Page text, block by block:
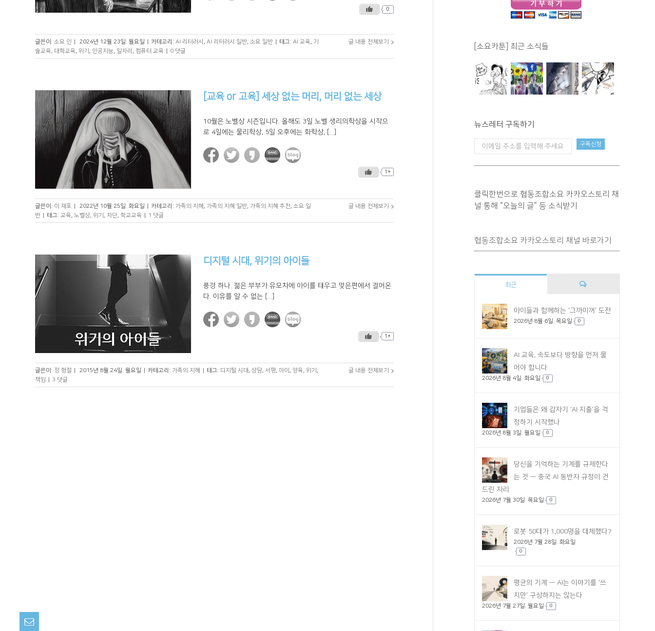
0
글쓴이: 소요 인 2024년 12월 23일. 월요일 카테고리: AI 리터러시 , AI 리터러시 일반, 소요 일반 태그: AI 교육, 기
술교육, 대학교육, 위기 , 인공지능, 일자리 , 컴퓨터 교육 0 댓글
글 내용 전체보기
[교육 or 고육] 세상 없는 머리, 머리 없는 세상
10월은 노벨상 시즌입니다. 올해도 3일 노벨 생리의학상을 시작으
로 4일에는 물리학상, 5일 오후에는 화학상, [...]
1+
글쓴이: 이 재포 2022년 10월 25일. 화요일 카테고리: 가족의 지혜 , 가족의 지혜 일반, 가족의 지혜 추천, 소요 일
반
태그: 교육, 노벨상, 위기 , 차단, 학교교육 1 댓글
글 내용 전체보기
디지털 시대, 위기의 아이들
풍경 하나. 젊은 부부가 유모차에 아이를 태우고 맞은편에서 걸어온
다. 이유를 알 수 없는 [...]
1+
글쓴이: 정 형철 2015년 8월 24일. 월요일 카테고리: 가족의 지혜 태그: 디지털 시대 , 상담, 서평, 아이 , 양육, 위기 ,
책임
3 댓글
글 내용 전체보기
[소요카툰] 최근 소식들
뉴스레터 구독하기
클릭한번으로 협동조합소요 카카오스토리 채
널 통해 “오늘의 글” 등 소식받기
협동조합소요 카카오스토리 채널 바로가기
최근
아이들과 함께하는 ‘그까이꺼’ 도전
2026년 8월 6일. 목요일 0
AI 교육, 속도보다 방향을 먼저 물
어야 합니다
2026년 8월 4일. 화요일 0
기업들은 왜 갑자기 ‘AI 지출’을 걱
정하기 시작했나
2026년 8월 3일. 월요일 0
당신을 기억하는 기계를 규제한다
는 것 — 중국 AI 동반자 규정이 건
드린 자리
2026년 7월 30일. 목요일 0
로봇 50대가 1,000명을 대체했다?
2026년 7월 28일. 화요일
0
평균의 기계 — AI는 이야기를 ‘쓰
지만’ 구상하지는 않는다
2026년 7월 27일. 월요일 0